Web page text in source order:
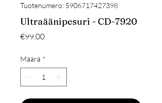
Tuotenumero: 5906717427398
Ultraäänipesuri - CD-7920
€99.00Hinta
Määrä *